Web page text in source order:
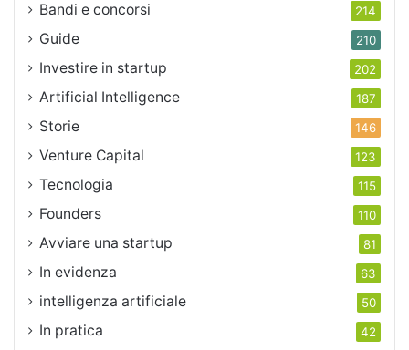
Bandi e concorsi 214
Guide 210
Investire in startup 202
Artificial Intelligence 187
Storie 146
Venture Capital 123
Tecnologia 115
Founders 110
Avviare una startup 81
In evidenza 63
intelligenza artificiale 50
In pratica 42